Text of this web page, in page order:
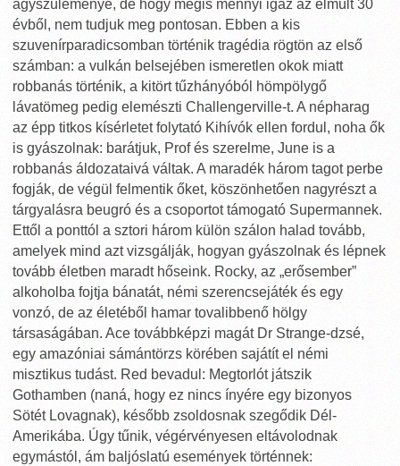
agyszüleménye, de hogy mégis mennyi igaz az elmúlt 30
évből, nem tudjuk meg pontosan. Ebben a kis
szuvenírparadicsomban történik tragédia rögtön az első
számban: a vulkán belsejében ismeretlen okok miatt
robbanás történik, a kitört tűzhányóból hömpölygő
lávatömeg pedig elemészti Challengerville-t. A népharag
az épp titkos kísérletet folytató Kihívók ellen fordul, noha ők
is gyászolnak: barátjuk, Prof és szerelme, June is a
robbanás áldozataivá váltak. A maradék három tagot perbe
fogják, de végül felmentik őket, köszönhetően nagyrészt a
tárgyalásra beugró és a csoportot támogató Supermannek.
Ettől a ponttól a sztori három külön szálon halad tovább,
amelyek mind azt vizsgálják, hogyan gyászolnak és lépnek
tovább életben maradt hőseink. Rocky, az „erősember”
alkoholba fojtja bánatát, némi szerencsejáték és egy
vonzó, de az életéből hamar tovalibbenő hölgy
társaságában. Ace továbbképzi magát Dr Strange-dzsé,
egy amazóniai sámántörzs körében sajátít el némi
misztikus tudást. Red bevadul: Megtorlót játszik
Gothamben (naná, hogy ez nincs ínyére egy bizonyos
Sötét Lovagnak), később zsoldosnak szegődik Dél-
Amerikába. Úgy tűnik, végérvényesen eltávolodnak
egymástól, ám baljóslatú események történnek: